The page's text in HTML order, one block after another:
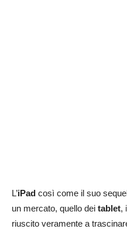
L’iPad così come il suo
un mercato, quello dei tablet,
riuscito veramente a